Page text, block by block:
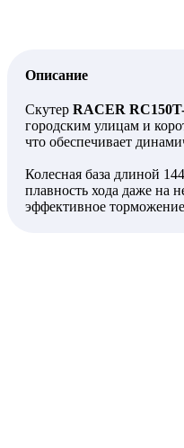
Описание
Скутер RACER
городским улицам и
что обеспечивает
Колесная база длиной
плавность хода даже на
эффективное